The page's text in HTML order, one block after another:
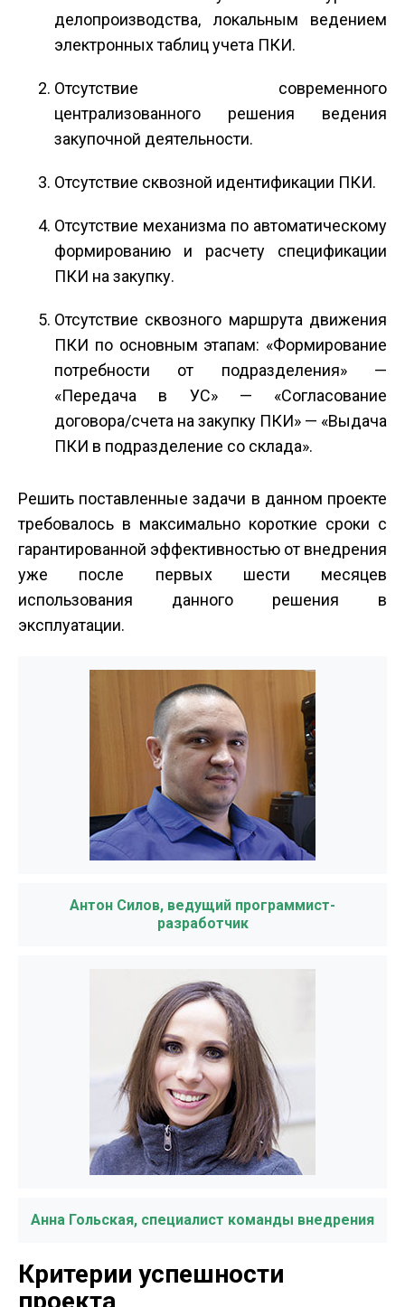
делопроизводства, локальным ведением
электронных таблиц учета ПКИ.
Отсутствие современного
централизованного решения ведения
закупочной деятельности.
Отсутствие сквозной идентификации ПКИ.
Отсутствие механизма по автоматическому
формированию и расчету спецификации
ПКИ на закупку.
Отсутствие сквозного маршрута движения
ПКИ по основным этапам: «Формирование
потребности от подразделения» —
«Передача в УС» — «Согласование
договора/счета на закупку ПКИ» — «Выдача
ПКИ в подразделение со склада».
Решить поставленные задачи в данном проекте
требовалось в максимально короткие сроки с
гарантированной эффективностью от внедрения
уже после первых шести месяцев
использования данного решения в
эксплуатации.
Антон Силов, ведущий программист-
разработчик
Анна Гольская, специалист команды внедрения
Критерии успешности